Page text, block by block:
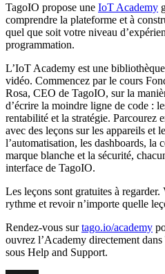
TagoIO propose une IoT Academy
comprendre la plateforme et à
quel que soit votre niveau
programmation.
L’IoT Academy est une
vidéo. Commencez par le cours
Rosa, CEO de TagoIO, sur la
d’écrire la moindre ligne de code :
rentabilité et la stratégie. Parcourez
avec des leçons sur les appareils et
l’automatisation, les dashboards, la
marque blanche et la sécurité,
interface de TagoIO.
Les leçons sont gratuites à
rythme et revoir n’importe quelle
Rendez-vous surtago.io/academy
ouvrez l’Academy directement
sous Help and Support.